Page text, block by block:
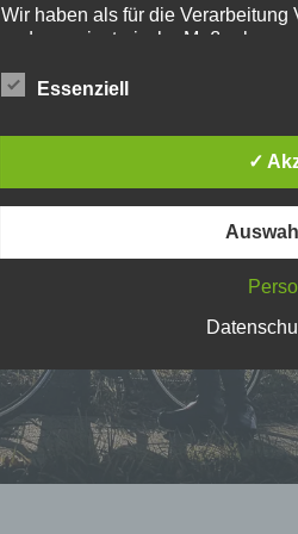
Wir haben als für die
und organisatorische
personenbezogenen Daten
aufweisen, sodass ein absoluter
Aus diesem Grund steht es jeder
telefonisch, an uns zu übermitteln.
Begriffsbestimmungen
Die Datenschutzerklärung
Datenschutz-Grundverordnung
Datenschutzerklärung soll
unsere Kunden und
sein. Um dies zu gewährleisten,
Begrifflichkeiten erläutern.
Essenziell
✓